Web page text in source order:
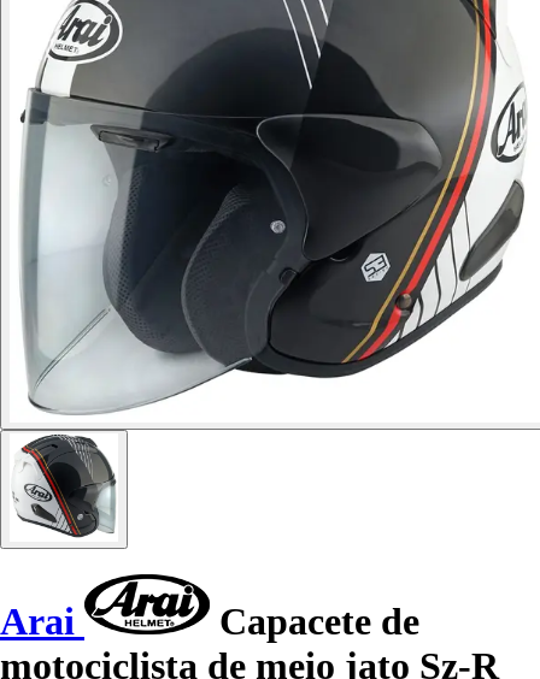
Arai
Capacete de
motociclista de meio jato Sz-R